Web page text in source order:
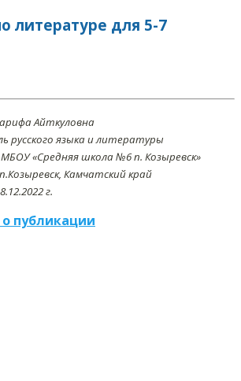
литературе для 5-7
Айткуловна
русского языка и литературы
МБОУ «Средняя школа №6 п. Козыревск»
п.Козыревск, Камчатский край
г.
публикации